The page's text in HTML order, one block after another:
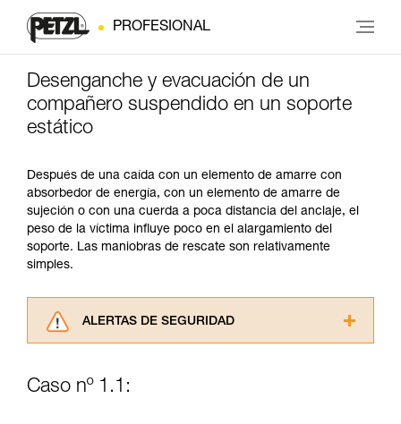
PROFESIONAL
Desenganche y evacuación de un
compañero suspendido en un soporte
estático
Después de una caída con un elemento de amarre con
absorbedor de energía, con un elemento de amarre de
sujeción o con una cuerda a poca distancia del anclaje, el
peso de la víctima influye poco en el alargamiento del
soporte. Las maniobras de rescate son relativamente
simples.
ALERTAS DE SEGURIDAD
consultarlo. Usted debe comprender la
Caso nº 1.1: